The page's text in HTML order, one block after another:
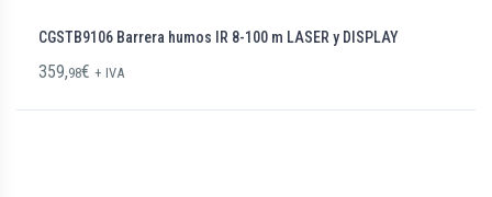
CGSTB9106 Barrera humos IR 8-100 m LASER y DISPLAY
359,98€ + IVA